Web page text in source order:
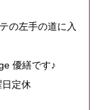
の左手の道に入
優繕です♪
定休